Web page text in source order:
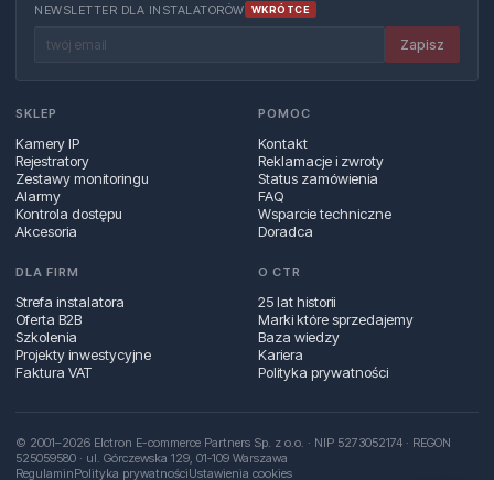
NEWSLETTER DLA INSTALATORÓW WKRÓTCE
Zapisz
SKLEP
Kamery IP
Rejestratory
Zestawy monitoringu
Alarmy
Kontrola dostępu
Akcesoria
POMOC
Kontakt
Reklamacje i zwroty
Status zamówienia
FAQ
Wsparcie techniczne
Doradca
DLA FIRM
Strefa instalatora
Oferta B2B
Szkolenia
Projekty inwestycyjne
Faktura VAT
O CTR
25 lat historii
Marki które sprzedajemy
Baza wiedzy
Kariera
Polityka prywatności
© 2001–2026 Elctron E-commerce Partners Sp. z o.o. · NIP 5273052174 · REGON
525059580 · ul. Górczewska 129, 01‑109 Warszawa
RegulaminPolityka prywatnościUstawienia cookies